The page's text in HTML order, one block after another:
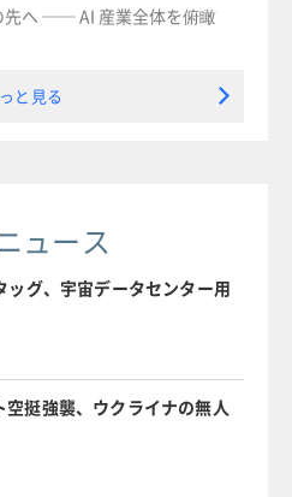
先へ ── AI 産業全体を俯瞰
と見る
ュース
ッグ、宇宙データセンター用
空挺強襲、ウクライナの無人